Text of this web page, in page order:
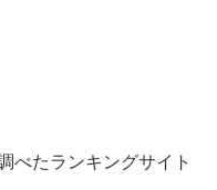
べたランキングサイト